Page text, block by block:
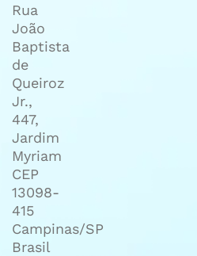
Rua
João
Baptista
de
Queiroz
Jr.,
447,
Jardim
Myriam
CEP
13098-
415
Campinas/SP
Brasil